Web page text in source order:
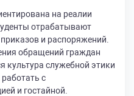
на реалии
отрабатывают
и распоряжений.
обращений граждан
культура служебной этики
с
и гостайной.